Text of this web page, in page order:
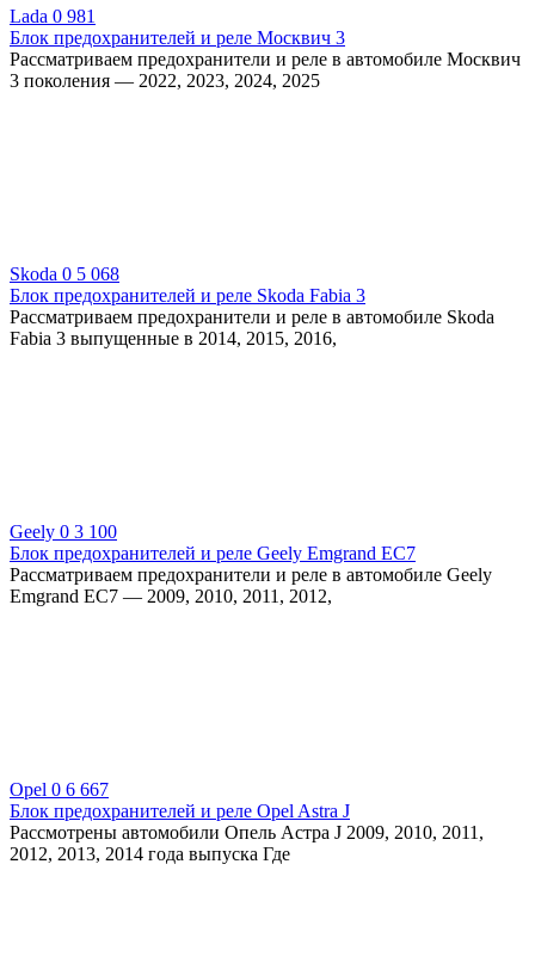
Lada 0 981
Блок предохранителей и реле Москвич 3
Рассматриваем предохранители и реле в автомобиле Москвич
3 поколения — 2022, 2023, 2024, 2025
Skoda 0 5 068
Блок предохранителей и реле Skoda Fabia 3
Рассматриваем предохранители и реле в автомобиле Skoda
Fabia 3 выпущенные в 2014, 2015, 2016,
Geely 0 3 100
Блок предохранителей и реле Geely Emgrand EC7
Рассматриваем предохранители и реле в автомобиле Geely
Emgrand EC7 — 2009, 2010, 2011, 2012,
Opel 0 6 667
Блок предохранителей и реле Opel Astra J
Рассмотрены автомобили Опель Астра J 2009, 2010, 2011,
2012, 2013, 2014 года выпуска Где